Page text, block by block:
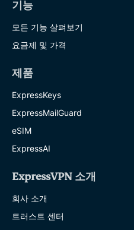
기능
모든 기능 살펴보기
요금제 및 가격
제품
ExpressKeys
ExpressMailGuard
eSIM
ExpressAI
ExpressVPN 소개
회사 소개
트러스트 센터